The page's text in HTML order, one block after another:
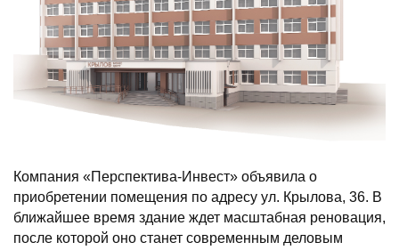
Компания «Перспектива-Инвест» объявила о
приобретении помещения по адресу ул. Крылова, 36. В
ближайшее время здание ждет масштабная реновация,
после которой оно станет современным деловым